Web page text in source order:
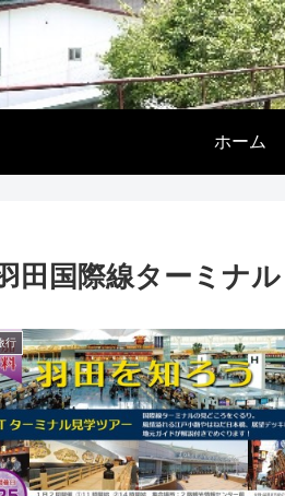
ホーム
田国際線ターミナル
行